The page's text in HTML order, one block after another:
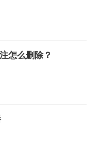
怎么删除？